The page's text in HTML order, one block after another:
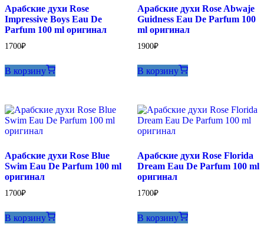
Арабские духи Rose
Impressive Boys Eau De
Parfum 100 ml оригинал
1700₽
В корзину
Арабские духи Rose Abwaje
Guidness Eau De Parfum 100
ml оригинал
1900₽
В корзину
Арабские духи Rose Blue
Swim Eau De Parfum 100 ml
оригинал
1700₽
В корзину
Арабские духи Rose Florida
Dream Eau De Parfum 100 ml
оригинал
1700₽
В корзину